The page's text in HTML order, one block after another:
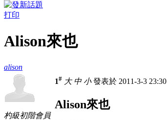
打印
Alison來也
alison
杓級初階會員
1# 大 中 小發表於 2011-3-3 23:30
Alison來也